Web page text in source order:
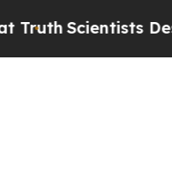
Scientists